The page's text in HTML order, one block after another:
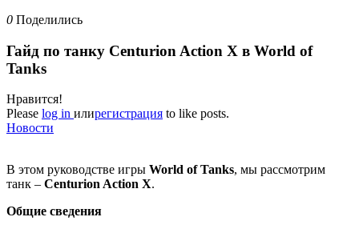
0 Поделились
Гайд по танку Centurion Action X в World of
Tanks
Нравится!
Please log in илирегистрация to like posts.
Новости
В этом руководстве игры World of Tanks, мы рассмотрим
танк – CenturionAction X.
Общие сведения